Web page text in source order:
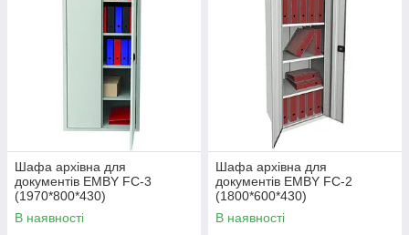
Шафа архівна для
документів EMBY FC-3
(1970*800*430)
В наявності
Шафа архівна для
документів EMBY FC-2
(1800*600*430)
В наявності